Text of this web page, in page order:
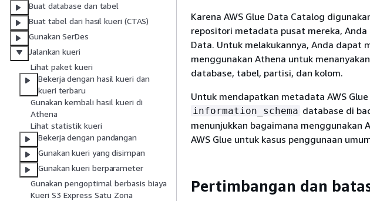
Buat database dan tabel
Buat tabel dari hasil kueri (CTAS)
Gunakan SerDes
Jalankan kueri
Lihat paket kueri
Bekerja dengan hasil kueri dan
kueri terbaru
Gunakan kembali hasil kueri di
Athena
Lihat statistik kueri
Bekerja dengan pandangan
Gunakan kueri yang disimpan
Gunakan kueri berparameter
Gunakan pengoptimal berbasis biaya
Kueri S3 Express Satu Zona
Karena AWS Glue Data Catalog
repositori metadata pusat mereka,
Data. Untuk melakukannya, Anda dapat
menggunakan Athena untuk
database, tabel, partisi, dan kolom.
Untuk mendapatkan metadata AWS
information_schema database di
menunjukkan bagaimana
AWS Glue untuk kasus penggunaan
Pertimbangan dan